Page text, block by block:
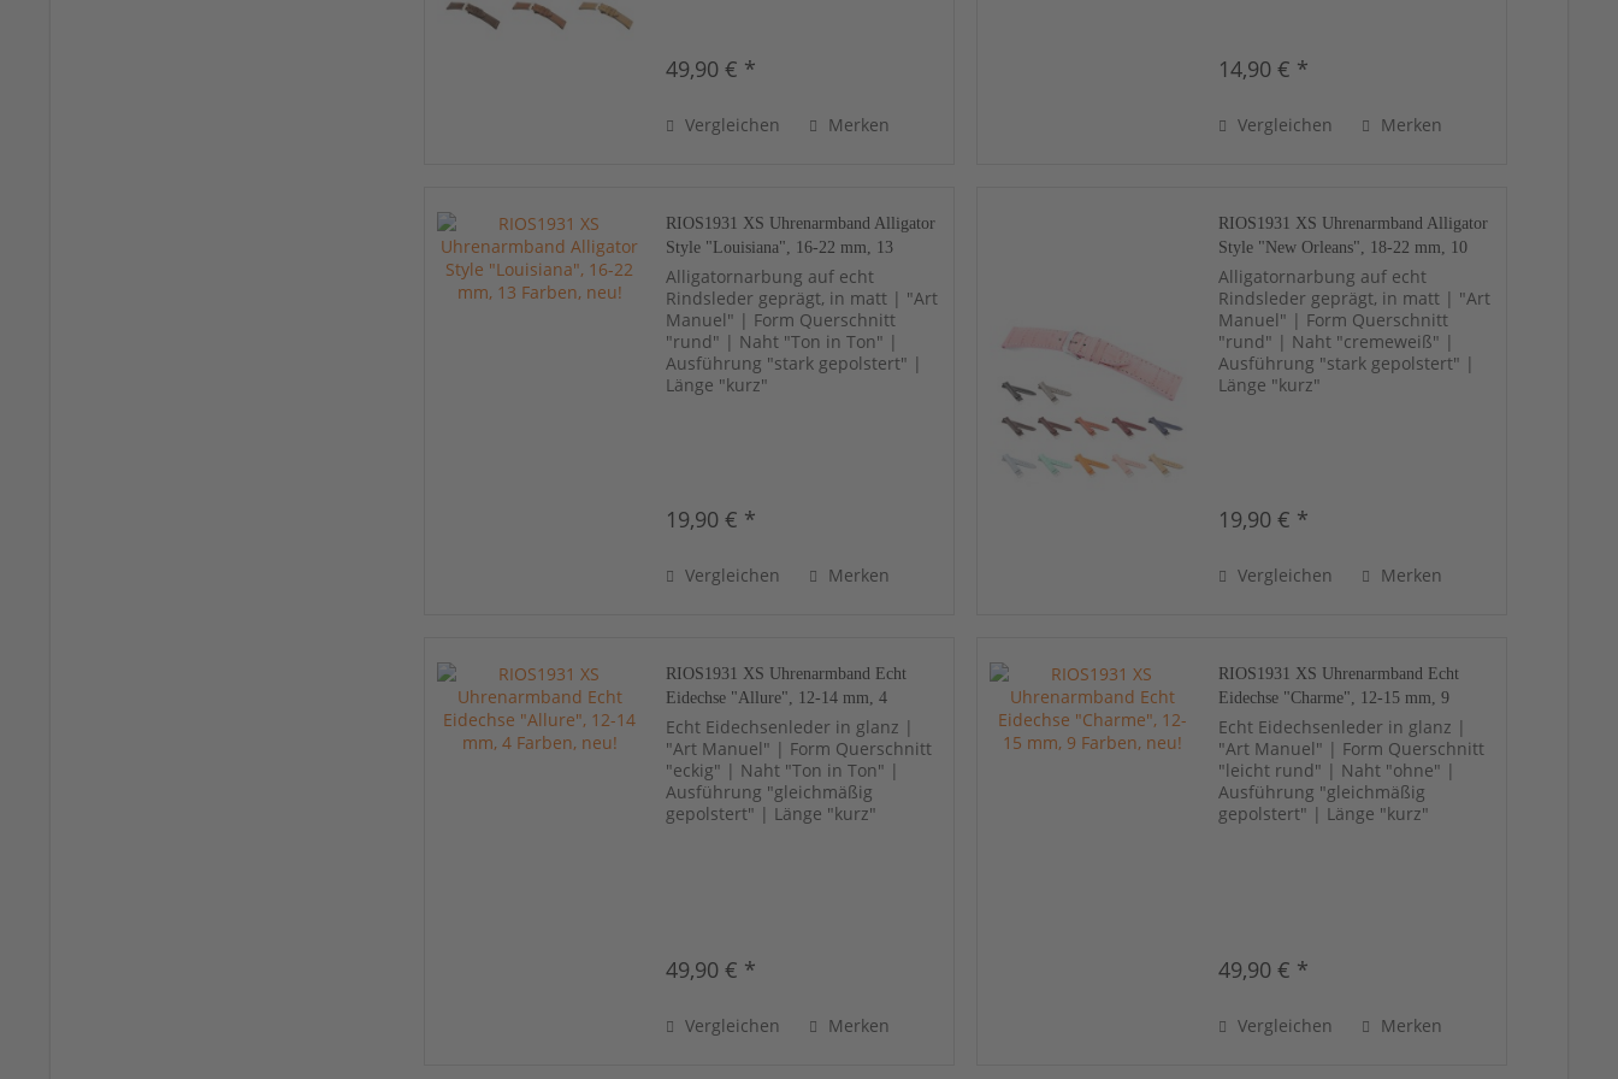
49,90 € *
Vergleichen Merken
14,90 € *
Vergleichen Merken
RIOS1931 XS Uhrenarmband Alligator
Style "Louisiana", 16-22 mm, 13
Farben, neu!
Alligatornarbung auf echt
Rindsleder geprägt, in matt | "Art
Manuel" | Form Querschnitt
"rund" | Naht "Ton in Ton" |
Ausführung "stark gepolstert" |
Länge "kurz"
19,90 € *
Vergleichen Merken
RIOS1931 XS Uhrenarmband Alligator
Style "New Orleans", 18-22 mm, 10
Farben, neu!
Alligatornarbung auf echt
Rindsleder geprägt, in matt | "Art
Manuel" | Form Querschnitt
"rund" | Naht "cremeweiß" |
Ausführung "stark gepolstert" |
Länge "kurz"
19,90 € *
Vergleichen Merken
RIOS1931 XS Uhrenarmband Echt
Eidechse "Allure", 12-14 mm, 4
Farben, neu!
Echt Eidechsenleder in glanz |
"Art Manuel" | Form Querschnitt
"eckig" | Naht "Ton in Ton" |
Ausführung "gleichmäßig
gepolstert" | Länge "kurz"
49,90 € *
Vergleichen Merken
RIOS1931 XS Uhrenarmband Echt
Eidechse "Charme", 12-15 mm, 9
Farben, neu!
Echt Eidechsenleder in glanz |
"Art Manuel" | Form Querschnitt
"leicht rund" | Naht "ohne" |
Ausführung "gleichmäßig
gepolstert" | Länge "kurz"
49,90 € *
Vergleichen Merken